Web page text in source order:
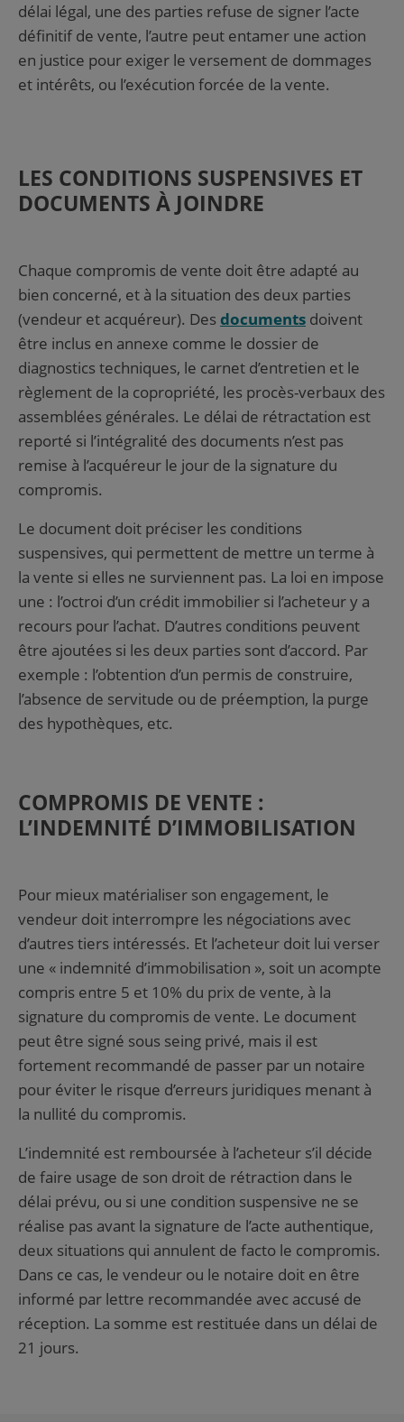
délai légal, une des parties refuse de signer l’acte
définitif de vente, l’autre peut entamer une action
en justice pour exiger le versement de dommages
et intérêts, ou l’exécution forcée de la vente.
LES CONDITIONS SUSPENSIVES ET
DOCUMENTS À JOINDRE
Chaque compromis de vente doit être adapté au
bien concerné, et à la situation des deux parties
(vendeur et acquéreur). Desdocuments doivent
être inclus en annexe comme le dossier de
diagnostics techniques, le carnet d’entretien et le
règlement de la copropriété, les procès-verbaux des
assemblées générales. Le délai de rétractation est
reporté si l’intégralité des documents n’est pas
remise à l’acquéreur le jour de la signature du
compromis.
Le document doit préciser les conditions
suspensives, qui permettent de mettre un terme à
la vente si elles ne surviennent pas. La loi en impose
une : l’octroi d’un crédit immobilier si l’acheteur y a
recours pour l’achat. D’autres conditions peuvent
être ajoutées si les deux parties sont d’accord. Par
exemple : l’obtention d’un permis de construire,
l’absence de servitude ou de préemption, la purge
des hypothèques, etc.
COMPROMIS DE VENTE :
L’INDEMNITÉ D’IMMOBILISATION
Pour mieux matérialiser son engagement, le
vendeur doit interrompre les négociations avec
d’autres tiers intéressés. Et l’acheteur doit lui verser
une « indemnité d’immobilisation », soit un acompte
compris entre 5 et 10% du prix de vente, à la
signature du compromis de vente. Le document
peut être signé sous seing privé, mais il est
fortement recommandé de passer par un notaire
pour éviter le risque d’erreurs juridiques menant à
la nullité du compromis.
L’indemnité est remboursée à l’acheteur s’il décide
de faire usage de son droit de rétraction dans le
délai prévu, ou si une condition suspensive ne se
réalise pas avant la signature de l’acte authentique,
deux situations qui annulent de facto le compromis.
Dans ce cas, le vendeur ou le notaire doit en être
informé par lettre recommandée avec accusé de
réception. La somme est restituée dans un délai de
21 jours.